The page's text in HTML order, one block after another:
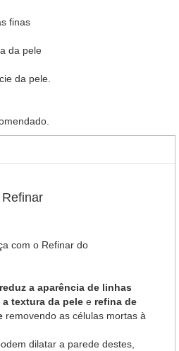
finas
da pele
da pele.
com o Refinar do
reduz a aparência de linhas
textura da pele e refina de
removendo as células mortas à
dilatar a parede destes,